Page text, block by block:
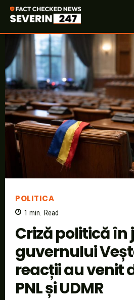
POLITICA
1 min. Read
Criză politică în
guvernului
reacții au venit
PNL și UDMR